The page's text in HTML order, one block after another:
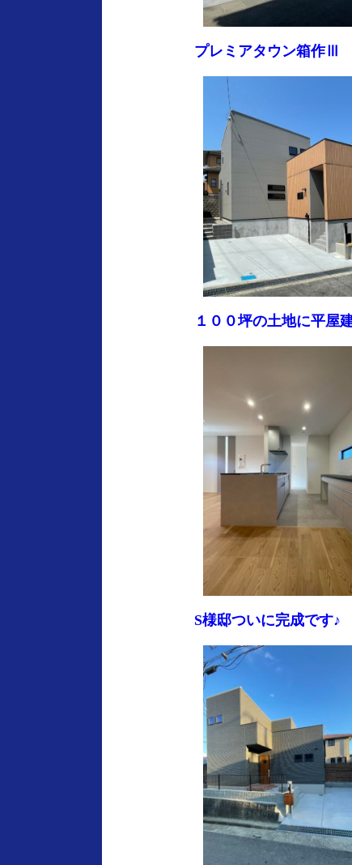
プレミアタウン箱作Ⅲ
１００坪の土地に平屋
S様邸ついに完成です♪